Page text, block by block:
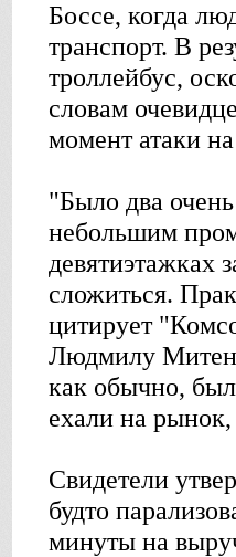
Боссе, когда
транспорт. В
троллейбус,
словам
момент атаки
"Было два
небольшим
девятиэтажках
сложиться.
цитирует
Людмилу
как обычно,
ехали на
Свидетели
будто
минуты на